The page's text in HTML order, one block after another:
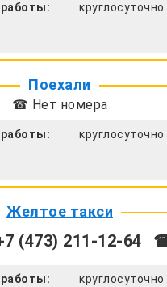
работы: круглосуточно
Поехали
☎ Нет номера
работы: круглосуточно
Желтое такси
(473) 211-12-64
работы: круглосуточно